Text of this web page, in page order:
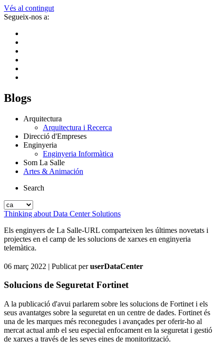
Vés al contingut
Segueix-nos a:
Blogs
Arquitectura
Arquitectura i Recerca
Direcció d'Empreses
Enginyeria
Enginyeria Informàtica
Som La Salle
Artes & Animación
Search
Thinking about Data Center Solutions
Els enginyers de La Salle-URL comparteixen les últimes novetats i
projectes en el camp de les solucions de xarxes en enginyeria
telemàtica.
06 març 2022 | Publicat peruserDataCenter
Solucions de Seguretat Fortinet
A la publicació d'avui parlarem sobre les solucions de Fortinet i els
seus avantatges sobre la seguretat en un centre de dades. Fortinet és
una de les marques més reconegudes i avançades per oferir-ho al
mercat actual amb el seu especial enfocament en la seguretat i gestió
de xarxes a través de les seves eines de monitorització.